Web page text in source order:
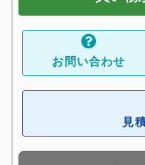
お問い合わせ
見